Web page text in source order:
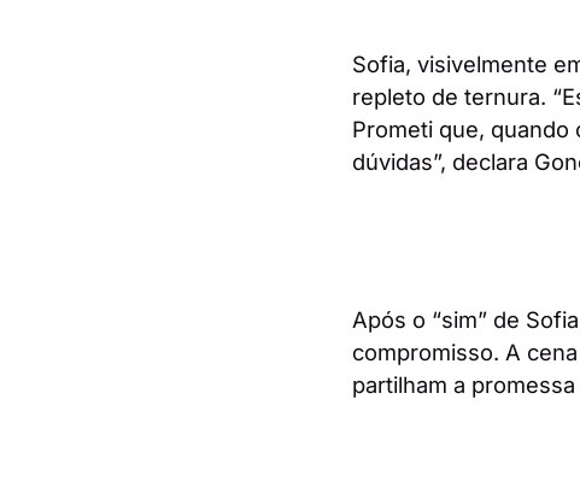
Sofia, visivelmente
repleto de ternura.
Prometi que, quando
dúvidas”, declara
Após o “sim” de
compromisso. A
partilham a